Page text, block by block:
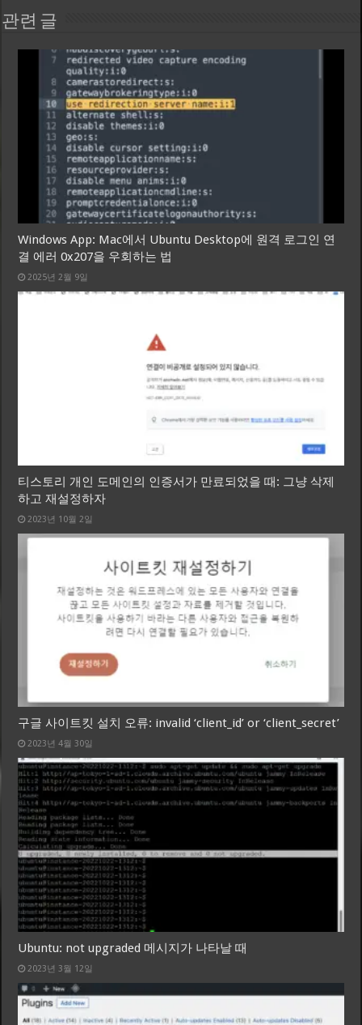
관련 글
Windows App: Mac에서 Ubuntu Desktop에 원격 로그인 연
결 에러 0x207을 우회하는 법
2025년 2월 9일
티스토리 개인 도메인의 인증서가 만료되었을 때: 그냥 삭제
하고 재설정하자
2023년 10월 2일
구글 사이트킷 설치 오류: invalid ‘client_id’ or ‘client_secret’
2023년 4월 30일
Ubuntu: not upgraded 메시지가 나타날 때
2023년 3월 12일